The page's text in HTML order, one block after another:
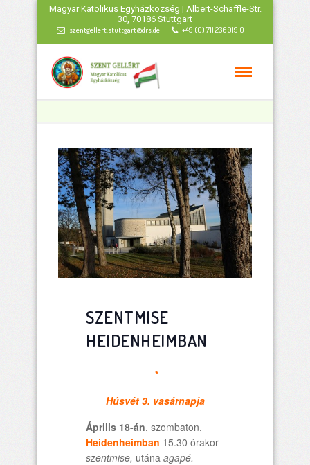
Magyar Katolikus Egyházközség | Albert-Schäffle-Str.
30, 70186 Stuttgart
szentgellert.stuttgart@drs.de +49 (0) 711 236 919 0
SZENTMISE
HEIDENHEIMBAN
*
Húsvét 3. vasárnapja
Április 18-án, szombaton,
Heidenheimban 15.30 órakor
szentmise, utána agapé.